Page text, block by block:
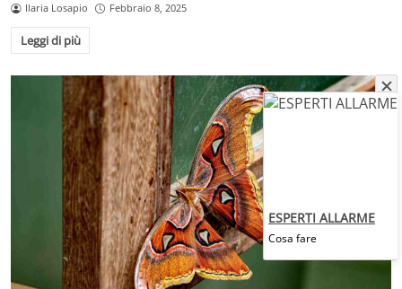
Ilaria Losapio Febbraio 8, 2025
Leggi di più
ESPERTI ALLARME
Cosa fare